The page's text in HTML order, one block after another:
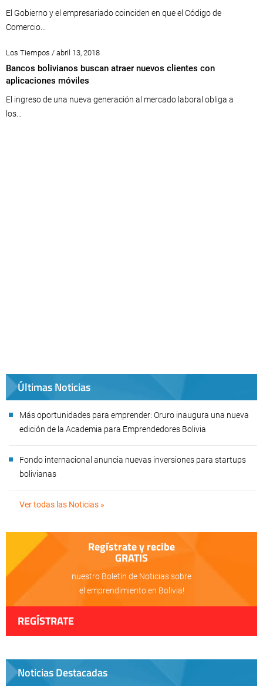
El Gobierno y el empresariado coinciden en que el Código de
Comercio...
Los Tiempos / abril 13, 2018
Bancos bolivianos buscan atraer nuevos clientes con
aplicaciones móviles
El ingreso de una nueva generación al mercado laboral obliga a
los...
Últimas Noticias
Más oportunidades para emprender: Oruro inaugura una nueva
edición de la Academia para Emprendedores Bolivia
Fondo internacional anuncia nuevas inversiones para startups
bolivianas
Ver todas las Noticias »
Regístrate y recibe
GRATIS
nuestro Boletín de Noticias sobre
el emprendimiento en Bolivia!
REGÍSTRATE
Noticias Destacadas